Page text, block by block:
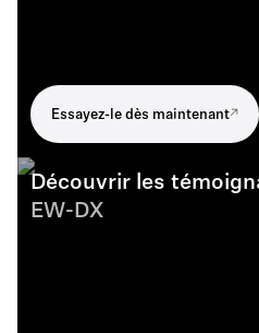
Essayez-le dès maintenant
Découvrir les
EW-DX